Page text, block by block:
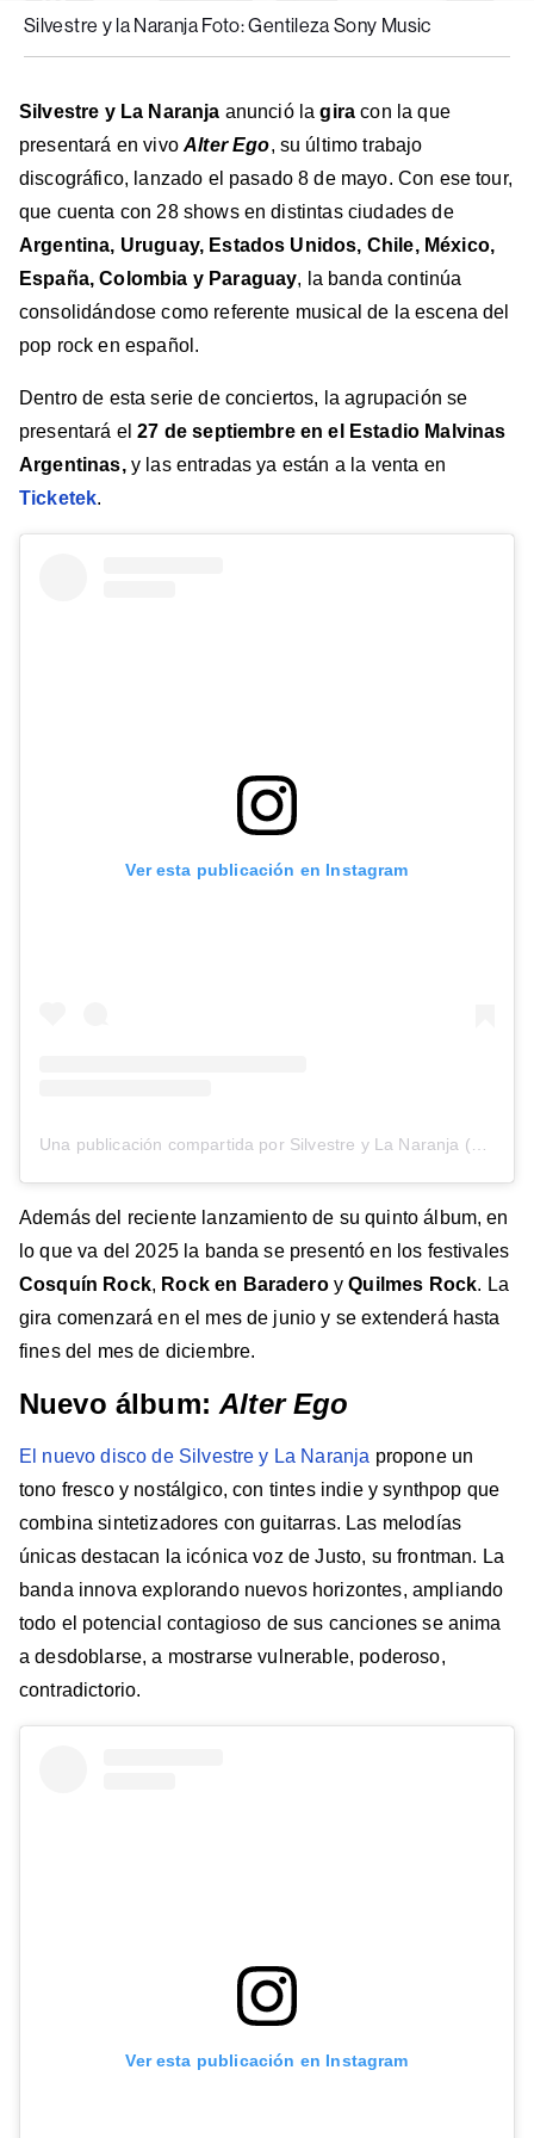
Silvestre y la Naranja Foto: Gentileza Sony Music
Silvestre y La Naranja anunció lagiracon la que
presentará en vivoAlter Ego, su último trabajo
discográfico, lanzado el pasado 8 de mayo. Con ese tour,
que cuenta con 28 shows en distintas ciudades de
Argentina, Uruguay, Estados Unidos, Chile, México,
España, Colombia y Paraguay, la banda continúa
consolidándose como referente musical de la escena del
pop rock en español.
Dentro de esta serie de conciertos, la agrupación se
presentará el27 de septiembre en el Estadio Malvinas
Argentinas,y las entradas ya están a la venta en
Ticketek.
Ver esta publicación en Instagram
Además del reciente lanzamiento de su quinto álbum, en
lo que va del 2025 la banda se presentó en los festivales
Cosquín Rock, Rock en BaraderoyQuilmes Rock. La
gira comenzará en el mes de junio y se extenderá hasta
fines del mes de diciembre.
Nuevo álbum:Alter Ego
El nuevo disco de Silvestre y La Naranja propone un
tono fresco y nostálgico, con tintes indie y synthpop que
combina sintetizadores con guitarras. Las melodías
únicas destacan la icónica voz de Justo, su frontman. La
banda innova explorando nuevos horizontes, ampliando
todo el potencial contagioso de sus canciones se anima
a desdoblarse, a mostrarse vulnerable, poderoso,
contradictorio.
Ver esta publicación en Instagram